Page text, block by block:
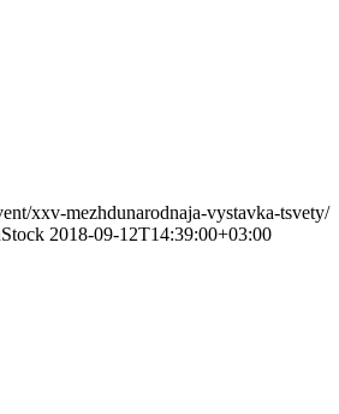
xxv-mezhdunarodnaja-vystavka-tsvety/
2018-09-12T14:39:00+03:00